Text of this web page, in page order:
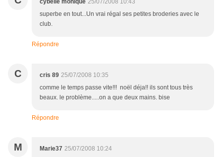
cybelle monique 25/07/2008 10:43
superbe en tout...Un vrai régal ses petites broderies avec le
club.
Répondre
C cris 89 25/07/2008 10:35
comme le temps passe vite!!! noël déja!! ils sont tous très
beaux. le problème.....on a que deux mains. bise
Répondre
M Marie37 25/07/2008 10:24